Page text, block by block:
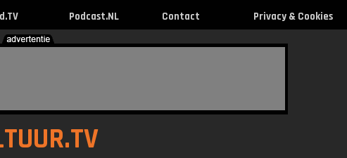
Podcast.NL Contact Privacy & Cookies